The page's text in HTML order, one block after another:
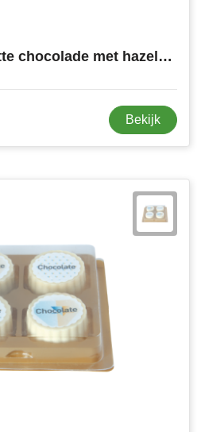
Logobonbon van witte chocolade met hazelnoot praline, rechthoekig of rond, opdruk tot in full colour, per 3 stuks verpakt
Bekijk